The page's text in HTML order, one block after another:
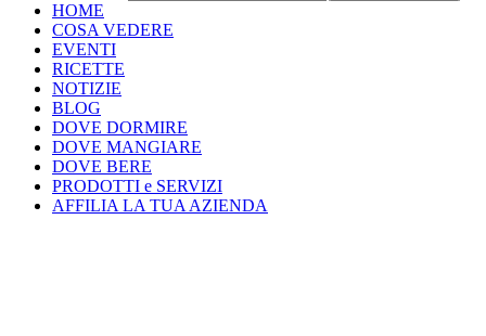
HOME
COSA VEDERE
EVENTI
RICETTE
NOTIZIE
BLOG
DOVE DORMIRE
DOVE MANGIARE
DOVE BERE
PRODOTTI e SERVIZI
AFFILIA LA TUA AZIENDA